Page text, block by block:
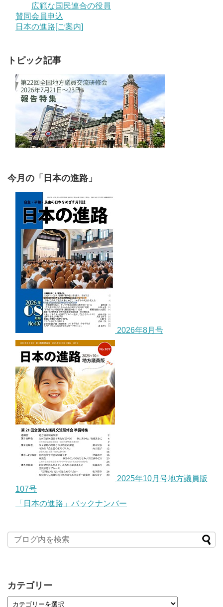
広範な国民連合の役員
賛同会員申込
日本の進路[ご案内]
トピック記事
今月の「日本の進路」
2026年8月号
2025年10月号地方議員版
107号
「日本の進路」バックナンバー
カテゴリー